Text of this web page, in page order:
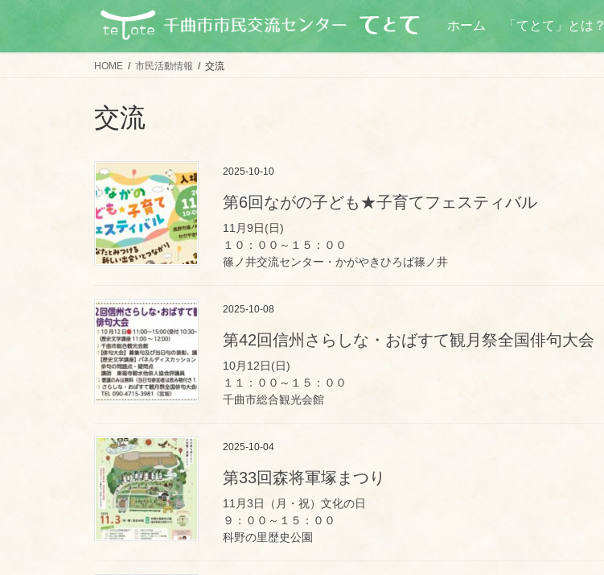
ホーム 「てとて」とは？
HOME 市民活動情報 交流
交流
2025-10-10
第6回ながの子ども★子育てフェスティバル
11月9日(日)
１０：００～１５：００
篠ノ井交流センター・かがやきひろば篠ノ井
2025-10-08
第42回信州さらしな・おばすて観月祭全国俳句大会
10月12日(日)
１１：００～１５：００
千曲市総合観光会館
2025-10-04
第33回森将軍塚まつり
11月3日（月・祝）文化の日
９：００～１５：００
科野の里歴史公園